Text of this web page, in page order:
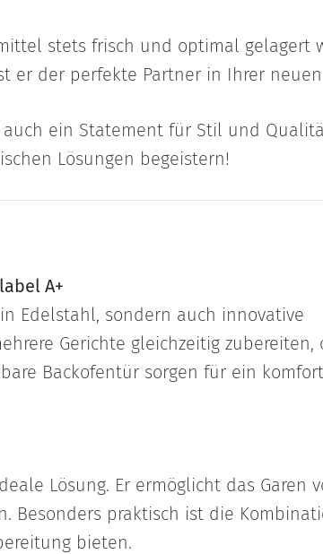
stets frisch und optimal gelagert
er der perfekte Partner in Ihrer neuen
ein Statement für Stil und
Lösungen begeistern!
A+
Edelstahl, sondern auch innovative
Gerichte gleichzeitig zubereiten,
Backofentür sorgen für ein
Lösung. Er ermöglicht das Garen
Besonders praktisch ist die
bieten.